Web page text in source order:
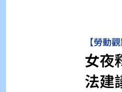
【勞動觀
女夜
法建